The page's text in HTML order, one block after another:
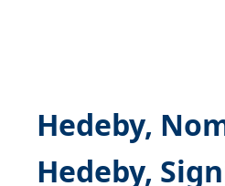
Hedeby,
Hedeby,